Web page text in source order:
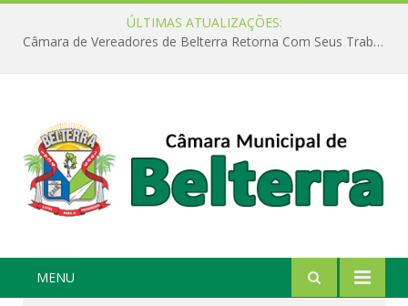
ÚLTIMAS ATUALIZAÇÕES:
Câmara de Vereadores de Belterra Retorna Com Seus Trabalhos Legislativos
MENU